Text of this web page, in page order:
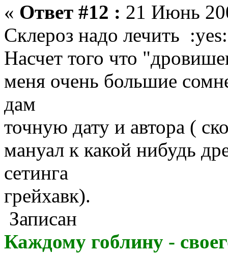
« Ответ #12 : 21 Июнь
Склероз надо лечить :yes:
Насчет того что
меня очень большие
дам
точную дату и автора (
мануал к какой нибудь
сетинга
грейхавк).
Записан
Каждому гоблину -